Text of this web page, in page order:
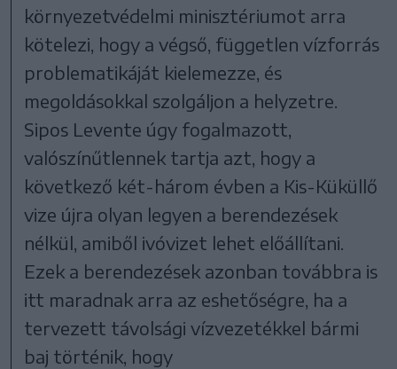
környezetvédelmi minisztériumot arra
kötelezi, hogy a végső, független vízforrás
problematikáját kielemezze, és
megoldásokkal szolgáljon a helyzetre.
Sipos Levente úgy fogalmazott,
valószínűtlennek tartja azt, hogy a
következő két-három évben a Kis-Küküllő
vize újra olyan legyen a berendezések
nélkül, amiből ivóvizet lehet előállítani.
Ezek a berendezések azonban továbbra is
itt maradnak arra az eshetőségre, ha a
tervezett távolsági vízvezetékkel bármi
baj történik, hogy